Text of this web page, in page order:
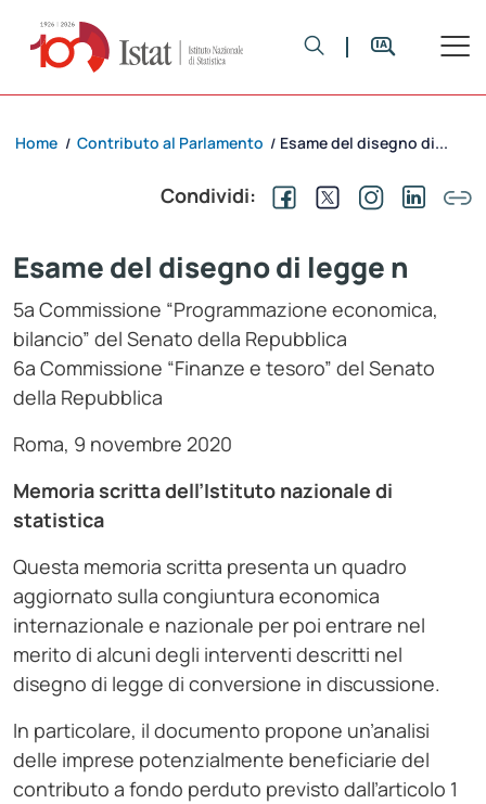
Home / Contributo al Parlamento / Esame del disegno di...
Condividi:
Esame del disegno di legge n
5a Commissione “Programmazione economica,
bilancio” del Senato della Repubblica
6a Commissione “Finanze e tesoro” del Senato
della Repubblica
Roma, 9 novembre 2020
Memoria scritta dell’Istituto nazionale di
statistica
Questa memoria scritta presenta un quadro
aggiornato sulla congiuntura economica
internazionale e nazionale per poi entrare nel
merito di alcuni degli interventi descritti nel
disegno di legge di conversione in discussione.
In particolare, il documento propone un’analisi
delle imprese potenzialmente beneficiarie del
contributo a fondo perduto previsto dall’articolo 1